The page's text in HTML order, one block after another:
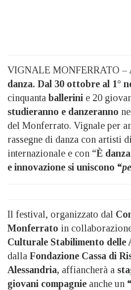
VIGNALE MONFERRATO –
danza. Dal 30 ottobre al 1°
cinquanta ballerini e 20
studieranno e danzeranno
del Monferrato. Vignale per
rassegne di danza con artisti
internazionale e con “È
e innovazione si uniscono “
Il festival, organizzato dal
Monferrato in
Culturale Stabilimento delle
dalla Fondazione Cassa di
Alessandria, affiancherà a
giovani compagnie anche un